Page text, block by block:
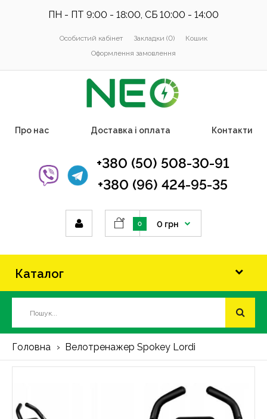
ПН - ПТ 9:00 - 18:00, СБ 10:00 - 14:00
Особистий кабінет Закладки (0)
Кошик
Оформлення замовлення
Про нас Доставка і оплата Контакти
+380 (50) 508-30-91
+380 (96) 424-95-35
0 0 грн
Каталог
Головна Велотренажер Spokey Lordi